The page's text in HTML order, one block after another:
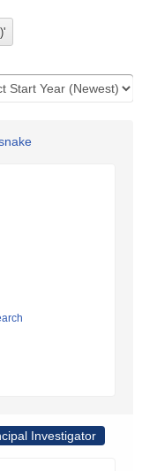
Investigator